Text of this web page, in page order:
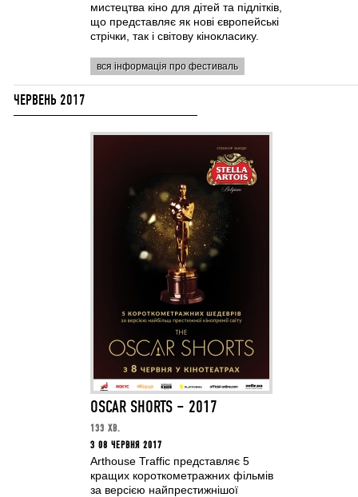
мистецтва кіно для дітей та підлітків,
що представляє як нові європейські
стрічки, так і світову кінокласику.
вся інформація про фестиваль
ЧЕРВЕНЬ 2017
OSCAR SHORTS – 2017
133 ХВ.
З 08 ЧЕРВНЯ 2017
Arthouse Traffic представляє 5
кращих короткометражних фільмів
за версією найпрестижнішої